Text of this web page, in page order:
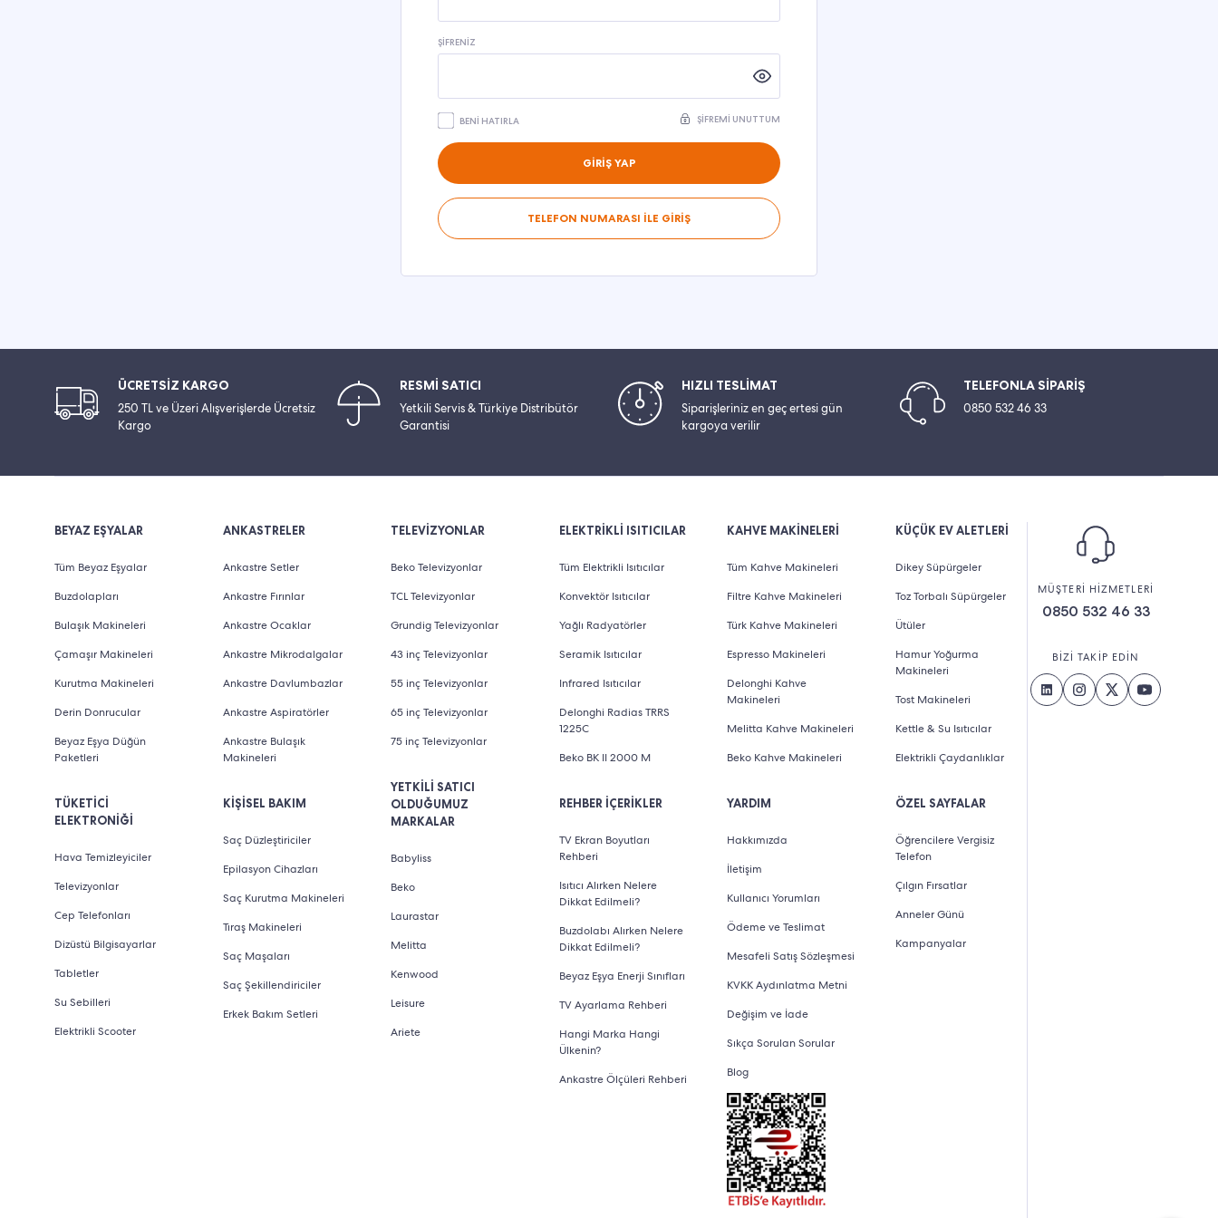
ŞIFRENIZ
BENI HATIRLA ŞIFREMI UNUTTUM
GİRİŞ YAP
TELEFON NUMARASI İLE GİRİŞ
ÜCRETSİZ KARGO
250 TL ve Üzeri Alışverişlerde Ücretsiz
Kargo
RESMİ SATICI
Yetkili Servis & Türkiye Distribütör
Garantisi
HIZLI TESLİMAT
Siparişleriniz en geç ertesi gün
kargoya verilir
TELEFONLA SİPARİŞ
0850 532 46 33
BEYAZ EŞYALAR
Tüm Beyaz Eşyalar
Buzdolapları
Bulaşık Makineleri
Çamaşır Makineleri
Kurutma Makineleri
Derin Donrucular
Beyaz Eşya Düğün
Paketleri
TÜKETİCİ
ELEKTRONİĞİ
Hava Temizleyiciler
Televizyonlar
Cep Telefonları
Dizüstü Bilgisayarlar
Tabletler
Su Sebilleri
Elektrikli Scooter
ANKASTRELER
Ankastre Setler
Ankastre Fırınlar
Ankastre Ocaklar
Ankastre Mikrodalgalar
Ankastre Davlumbazlar
Ankastre Aspiratörler
Ankastre Bulaşık
Makineleri
KİŞİSEL BAKIM
Saç Düzleştiriciler
Epilasyon Cihazları
Saç Kurutma Makineleri
Tıraş Makineleri
Saç Maşaları
Saç Şekillendiriciler
Erkek Bakım Setleri
TELEVİZYONLAR
Beko Televizyonlar
TCL Televizyonlar
Grundig Televizyonlar
43 inç Televizyonlar
55 inç Televizyonlar
65 inç Televizyonlar
75 inç Televizyonlar
YETKİLİ SATICI
OLDUĞUMUZ
MARKALAR
Babyliss
Beko
Laurastar
Melitta
Kenwood
Leisure
Ariete
ELEKTRİKLİ ISITICILAR
Tüm Elektrikli Isıtıcılar
Konvektör Isıtıcılar
Yağlı Radyatörler
Seramik Isıtıcılar
Infrared Isıtıcılar
Delonghi Radias TRRS
1225C
Beko BK II 2000 M
REHBER İÇERİKLER
TV Ekran Boyutları
Rehberi
Isıtıcı Alırken Nelere
Dikkat Edilmeli?
Buzdolabı Alırken Nelere
Dikkat Edilmeli?
Beyaz Eşya Enerji Sınıfları
TV Ayarlama Rehberi
Hangi Marka Hangi
Ülkenin?
Ankastre Ölçüleri Rehberi
KAHVE MAKİNELERİ
Tüm Kahve Makineleri
Filtre Kahve Makineleri
Türk Kahve Makineleri
Espresso Makineleri
Delonghi Kahve
Makineleri
Melitta Kahve Makineleri
Beko Kahve Makineleri
YARDIM
Hakkımızda
İletişim
Kullanıcı Yorumları
Ödeme ve Teslimat
Mesafeli Satış Sözleşmesi
KVKK Aydınlatma Metni
Değişim ve İade
Sıkça Sorulan Sorular
Blog
KÜÇÜK EV ALETLERİ
Dikey Süpürgeler
Toz Torbalı Süpürgeler
Ütüler
Hamur Yoğurma
Makineleri
Tost Makineleri
Kettle & Su Isıtıcılar
Elektrikli Çaydanlıklar
ÖZEL SAYFALAR
Öğrencilere Vergisiz
Telefon
Çılgın Fırsatlar
Anneler Günü
Kampanyalar
MÜŞTERİ HİZMETLERİ
0850 532 46 33
BİZİ TAKİP EDİN